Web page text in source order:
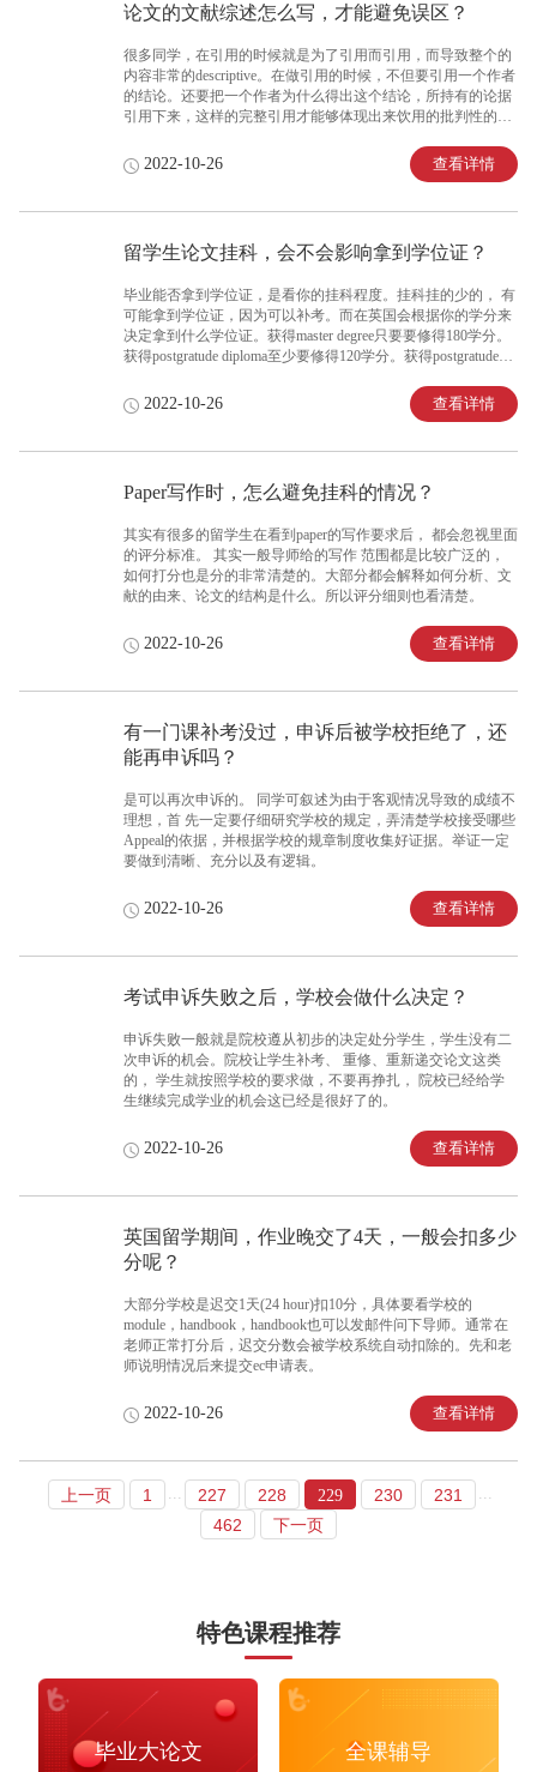
论文的文献综述怎么写，才能避免误区？
很多同学，在引用的时候就是为了引用而引用，而导致整个的
内容非常的descriptive。在做引用的时候，不但要引用一个作者
的结论。还要把一个作者为什么得出这个结论，所持有的论据
引用下来，这样的完整引用才能够体现出来饮用的批判性的多
不就不会有一个完整的论据也不会有完整性和批判性了。
2022-10-26 查看详情
留学生论文挂科，会不会影响拿到学位证？
毕业能否拿到学位证，是看你的挂科程度。挂科挂的少的， 有
可能拿到学位证，因为可以补考。而在英国会根据你的学分来
决定拿到什么学位证。获得master degree只要要修得180学分。
获得postgratude diploma至少要修得120学分。获得postgratude
2022-10-26 查看详情
Paper写作时，怎么避免挂科的情况？
其实有很多的留学生在看到paper的写作要求后， 都会忽视里面
的评分标准。 其实一般导师给的写作 范围都是比较广泛的，
如何打分也是分的非常清楚的。大部分都会解释如何分析、文
献的由来、论文的结构是什么。所以评分细则也看清楚。
2022-10-26 查看详情
有一门课补考没过，申诉后被学校拒绝了，还
能再申诉吗？
是可以再次申诉的。 同学可叙述为由于客观情况导致的成绩不
理想，首 先一定要仔细研究学校的规定，弄清楚学校接受哪些
Appeal的依据，并根据学校的规章制度收集好证据。举证一定
要做到清晰、充分以及有逻辑。
2022-10-26 查看详情
考试申诉失败之后，学校会做什么决定？
申诉失败一般就是院校遵从初步的决定处分学生，学生没有二
次申诉的机会。院校让学生补考、 重修、重新递交论文这类
的， 学生就按照学校的要求做，不要再挣扎， 院校已经给学
生继续完成学业的机会这已经是很好了的。
2022-10-26 查看详情
英国留学期间，作业晚交了4天，一般会扣多少
分呢？
大部分学校是迟交1天(24 hour)扣10分，具体要看学校的
module，handbook，handbook也可以发邮件问下导师。通常在
老师正常打分后，迟交分数会被学校系统自动扣除的。先和老
师说明情况后来提交ec申请表。
2022-10-26 查看详情
上一页 1 227 228 229 230 231
462 下一页
特色课程推荐
毕业大论文 全课辅导